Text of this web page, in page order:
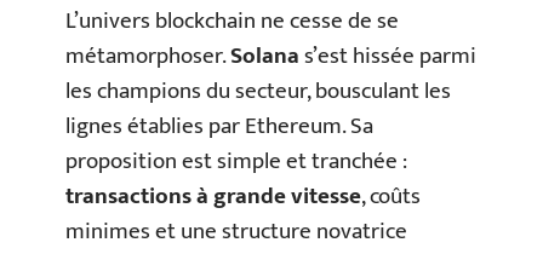
L’univers blockchain ne cesse de se
métamorphoser.Solanas’est hissée parmi
les champions du secteur, bousculant les
lignes établies par Ethereum. Sa
proposition est simple et tranchée :
transactions à grande vitesse, coûts
minimes et une structure novatrice